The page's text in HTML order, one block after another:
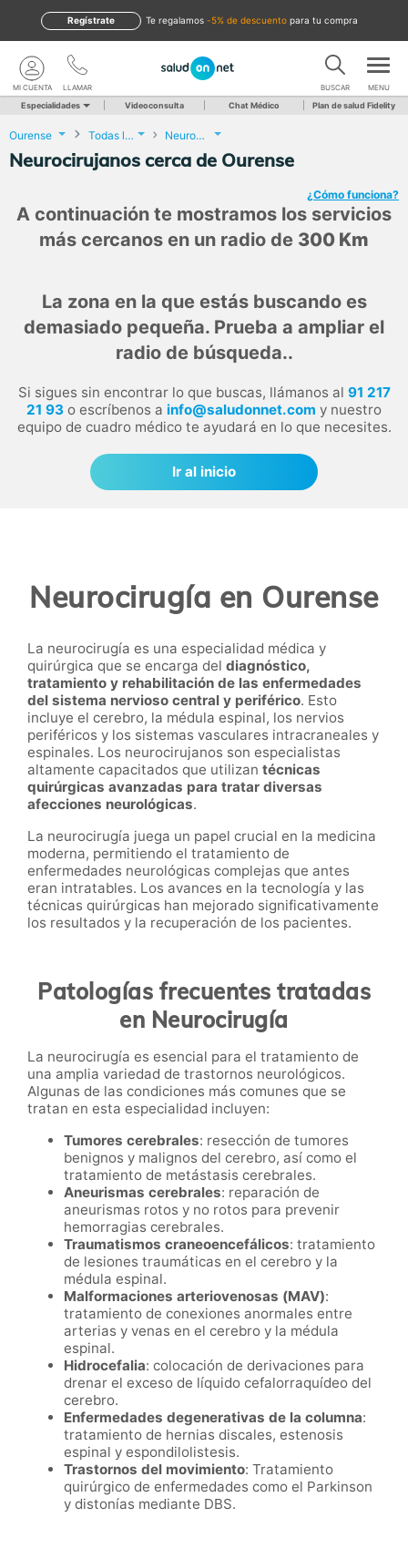
te regalamos -5% de descuento para tu compra
Regístrate
LLAMAR
MI CUENTA BUSCAR MENU
Especialidades Videoconsulta Chat Médico Plan de salud Fidelity
Ourense Todas las localidades Neurocirugía
Neurocirujanos cerca de Ourense
¿Cómo funciona?
A continuación te mostramos los servicios
más cercanos en un radio de 300 Km
La zona en la que estás buscando es
demasiado pequeña. Prueba a ampliar el
radio de búsqueda..
Si sigues sin encontrar lo que buscas, llámanos al 91 217
21 93 o escríbenos a info@saludonnet.com y nuestro
equipo de cuadro médico te ayudará en lo que necesites.
Ir al inicio
Neurocirugía en Ourense
La neurocirugía es una especialidad médica y
quirúrgica que se encarga del diagnóstico,
tratamiento y rehabilitación de las enfermedades
del sistema nervioso central y periférico. Esto
incluye el cerebro, la médula espinal, los nervios
periféricos y los sistemas vasculares intracraneales y
espinales. Los neurocirujanos son especialistas
altamente capacitados que utilizan técnicas
quirúrgicas avanzadas para tratar diversas
afecciones neurológicas.
La neurocirugía juega un papel crucial en la medicina
moderna, permitiendo el tratamiento de
enfermedades neurológicas complejas que antes
eran intratables. Los avances en la tecnología y las
técnicas quirúrgicas han mejorado significativamente
los resultados y la recuperación de los pacientes.
Patologías frecuentes tratadas
en Neurocirugía
La neurocirugía es esencial para el tratamiento de
una amplia variedad de trastornos neurológicos.
Algunas de las condiciones más comunes que se
tratan en esta especialidad incluyen:
Tumores cerebrales: resección de tumores
benignos y malignos del cerebro, así como el
tratamiento de metástasis cerebrales.
Aneurismas cerebrales: reparación de
aneurismas rotos y no rotos para prevenir
hemorragias cerebrales.
Traumatismos craneoencefálicos: tratamiento
de lesiones traumáticas en el cerebro y la
médula espinal.
Malformaciones arteriovenosas (MAV):
tratamiento de conexiones anormales entre
arterias y venas en el cerebro y la médula
espinal.
Hidrocefalia: colocación de derivaciones para
drenar el exceso de líquido cefalorraquídeo del
cerebro.
Enfermedades degenerativas de la columna:
tratamiento de hernias discales, estenosis
espinal y espondilolistesis.
Trastornos del movimiento: Tratamiento
quirúrgico de enfermedades como el Parkinson
y distonías mediante DBS.